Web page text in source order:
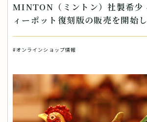
MINTON（ミントン）社製希少
ィーポット復刻版の販売を開始
#オンラインショップ情報